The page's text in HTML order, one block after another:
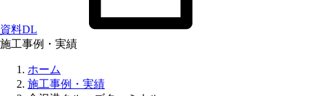
資料DL
施工事例・実績
ホーム
施工事例・実績